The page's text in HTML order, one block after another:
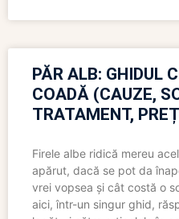
PĂR ALB: GHIDUL
COADĂ (CAUZE,
TRATAMENT,
Firele albe ridică mereu
apărut, dacă se pot da
vrei vopsea și cât costă o
aici, într-un singur ghid,